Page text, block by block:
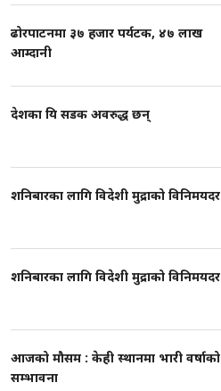
ढोरपाटनमा ३७ हजार पर्यटक, ४७ लाख
आम्दानी
देशका यि सडक अवरुद्ध छन्
शनिबारका लागि विदेशी मुद्राको विनिमयदर
शनिबारका लागि विदेशी मुद्राको विनिमयदर
आजको मौसम : केही स्थानमा भारी वर्षाको
सम्भावना